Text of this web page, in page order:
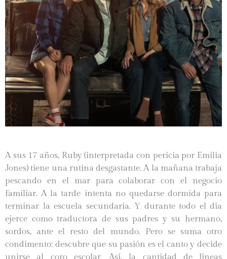
A sus 17 años, Ruby (interpretada con pericia por Emilia
Jones) tiene una rutina desgastante. A la mañana trabaja
pescando en el mar para colaborar con el negocio
familiar. A la tarde intenta no quedarse dormida para
terminar la escuela secundaria. Y durante todo el día
ejerce como traductora de sus padres y su hermano,
sordos, ante el resto del mundo. Pero se suma otro
condimento: descubre que su pasión es el canto y decide
unirse al coro escolar. Así, la cantidad de líneas